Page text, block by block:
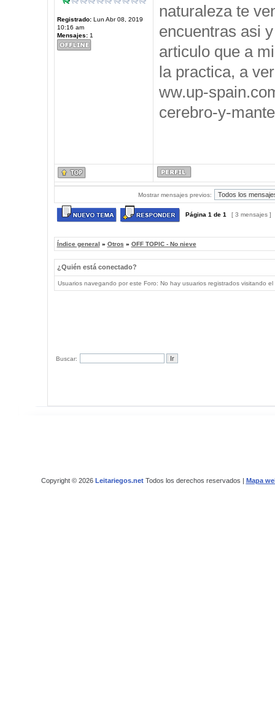
Registrado:Lun Abr 08, 2019
10:16 am
Mensajes:1
naturaleza te
encuentras asi
articulo que a
la practica, a
ww.up-
cerebro-y-
Mostrar mensajes previos:
Página 1 de 1 [ 3 mensajes ]
Índice general » Otros » OFF TOPIC - No nieve
¿Quién está conectado?
Usuarios navegando por este Foro: No hay usuarios registrados visitando
Buscar:
Copyright © 2026 Leitariegos.netTodos los derechos reservados | Mapa